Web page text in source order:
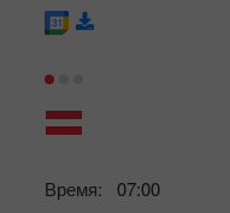
Время: 07:00